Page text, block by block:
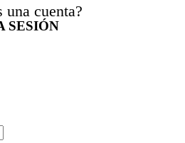
una cuenta?
SESIÓN